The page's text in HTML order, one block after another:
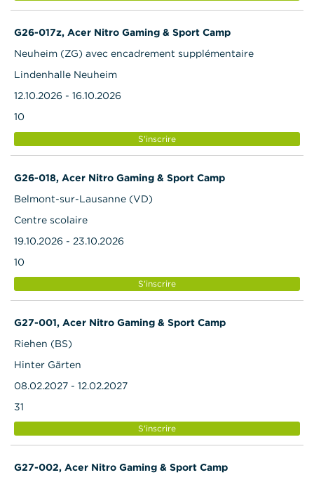
G26-017z, Acer Nitro Gaming & Sport Camp
Neuheim (ZG) avec encadrement supplémentaire
Lindenhalle Neuheim
12.10.2026 - 16.10.2026
10
S'inscrire
G26-018, Acer Nitro Gaming & Sport Camp
Belmont-sur-Lausanne (VD)
Centre scolaire
19.10.2026 - 23.10.2026
10
S'inscrire
G27-001, Acer Nitro Gaming & Sport Camp
Riehen (BS)
Hinter Gärten
08.02.2027 - 12.02.2027
31
S'inscrire
G27-002, Acer Nitro Gaming & Sport Camp